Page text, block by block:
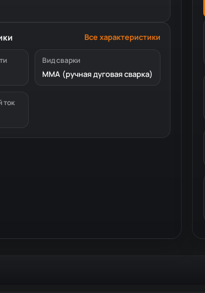
Все характеристики
Вид сварки
MMA (ручная дуговая сварка)
ток